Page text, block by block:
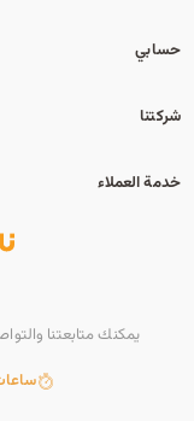
حسابي
شركتنا
خدمة العملاء
يمكنك متابعتنا
ساعات العمل: